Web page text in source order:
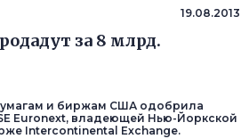
19.08.2013
за 8 млрд.
и биржам США одобрила
Euronext, владеющей Нью-Йоркской
Intercontinental Exchange.